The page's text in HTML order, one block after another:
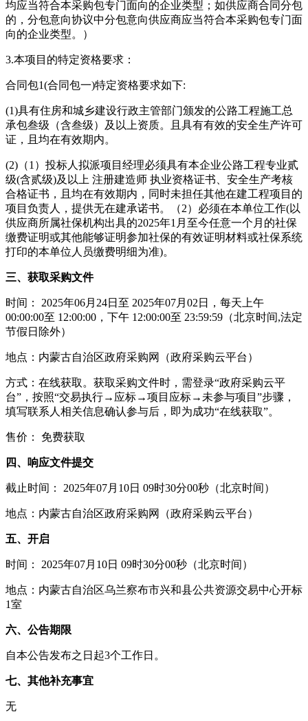
均应当符合本采购包专门面向的企业类型；如供应商合同分包
的，分包意向协议中分包意向供应商应当符合本采购包专门面
向的企业类型。）
3.本项目的特定资格要求：
合同包1(合同包一)特定资格要求如下:
(1)具有住房和城乡建设行政主管部门颁发的公路工程施工总
承包叁级（含叁级）及以上资质。且具有有效的安全生产许可
证，且均在有效期内。
(2)（1）投标人拟派项目经理必须具有本企业公路工程专业贰
级(含贰级)及以上 注册建造师 执业资格证书、安全生产考核
合格证书，且均在有效期内，同时未担任其他在建工程项目的
项目负责人，提供无在建承诺书。（2）必须在本单位工作(以
供应商所属社保机构出具的2025年1月至今任意一个月的社保
缴费证明或其他能够证明参加社保的有效证明材料或社保系统
打印的本单位人员缴费明细为准)。
三、获取采购文件
时间： 2025年06月24日至 2025年07月02日，每天上午
00:00:00至 12:00:00，下午 12:00:00至 23:59:59（北京时间,法定
节假日除外）
地点：内蒙古自治区政府采购网（政府采购云平台）
方式：在线获取。获取采购文件时，需登录“政府采购云平
台”，按照“交易执行→应标→项目应标→未参与项目”步骤，
填写联系人相关信息确认参与后，即为成功“在线获取”。
售价： 免费获取
四、响应文件提交
截止时间： 2025年07月10日 09时30分00秒（北京时间）
地点：内蒙古自治区政府采购网（政府采购云平台）
五、开启
时间： 2025年07月10日 09时30分00秒（北京时间）
地点：内蒙古自治区乌兰察布市兴和县公共资源交易中心开标
1室
六、公告期限
自本公告发布之日起3个工作日。
七、其他补充事宜
无